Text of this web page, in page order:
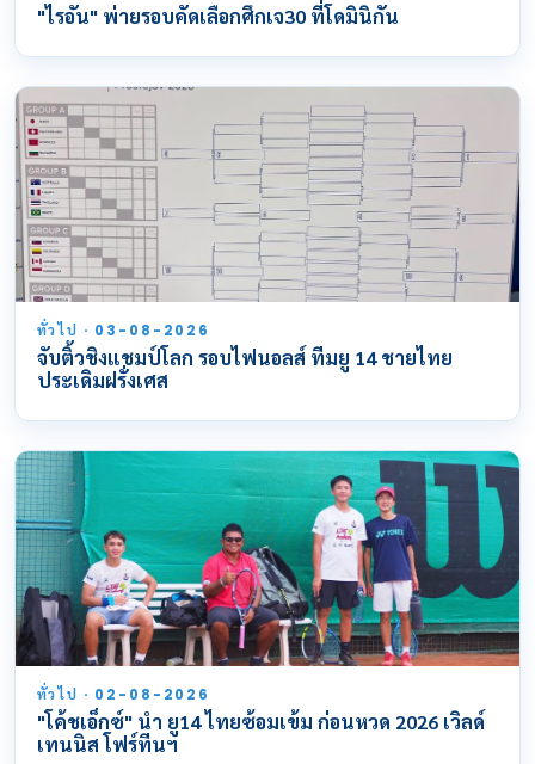
"ไรอัน" พ่ายรอบคัดเลือกศึกเจ30 ที่โดมินิกัน
ทั่วไป · 03-08-2026
จับติ้วชิงแชมป์โลก รอบไฟนอลส์ ทีมยู 14 ชายไทย
ประเดิมฝรั่งเศส
ทั่วไป · 02-08-2026
"โค้ชเอ็กซ์" นำ ยู14 ไทยซ้อมเข้ม ก่อนหวด 2026 เวิลด์
เทนนิส โฟร์ทีนฯ